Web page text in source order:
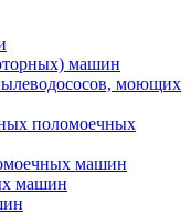
машин
моющих
поломоечных
машин
машин